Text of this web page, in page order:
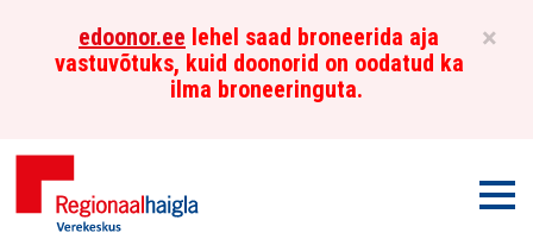
×
edoonor.ee lehel saad broneerida aja
vastuvõtuks, kuid doonorid on oodatud ka
ilma broneeringuta.